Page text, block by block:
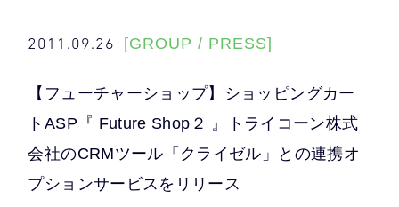
2011.09.26 [GROUP / PRESS]
【フューチャーショップ】ショッピングカー
トASP『 Future Shop２ 』トライコーン株式
会社のCRMツール「クライゼル」との連携オ
プションサービスをリリース